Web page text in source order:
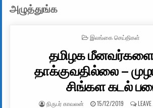
அழுத்துங்க
POSTED IN
இலங்கை செய்திகள்
தமிழக
தாக்குவதில்லை –
சிங்கள கடல்
AUTHOR:
நிருபர் காவலன் PUBLISHED DATE:
15/12/2019